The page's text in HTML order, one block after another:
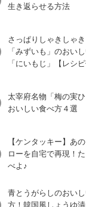
生き返らせる方法
さっぱりしゃきしゃ
「みずいも」のおい
「にいもじ」【レシピ
太宰府名物「梅の実
おいしい食べ方４選
【ケンタッキー】あ
ローを自宅で再現！
べよ♪
青とうがらしのおい
方！韓国風しょうゆ